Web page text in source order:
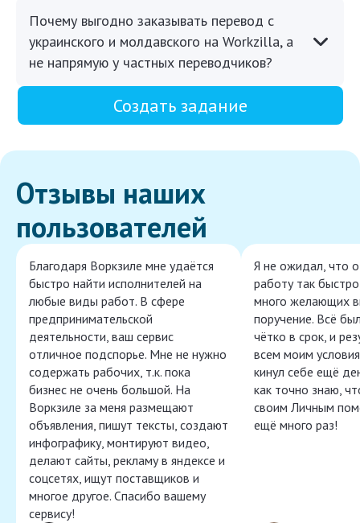
Почему выгодно заказывать перевод с
украинского и молдавского на Workzilla, а
не напрямую у частных переводчиков?
Создать задание
Отзывы наших
пользователей
Благодаря Воркзиле мне удаётся
быстро найти исполнителей на
любые виды работ. В сфере
предпринимательской
деятельности, ваш сервис
отличное подспорье. Мне не нужно
содержать рабочих, т.к. пока
бизнес не очень большой. На
Воркзиле за меня размещают
объявления, пишут тексты, создают
инфографику, монтируют видео,
делают сайты, рекламу в яндексе и
соцсетях, ищут поставщиков и
многое другое. Спасибо вашему
сервису!
Я не ожидал, что
работу так
много желающих
поручение. Всё
чётко в срок, и
всем моим
кинул себе ещё
как точно знаю,
своим Личным
ещё много раз!